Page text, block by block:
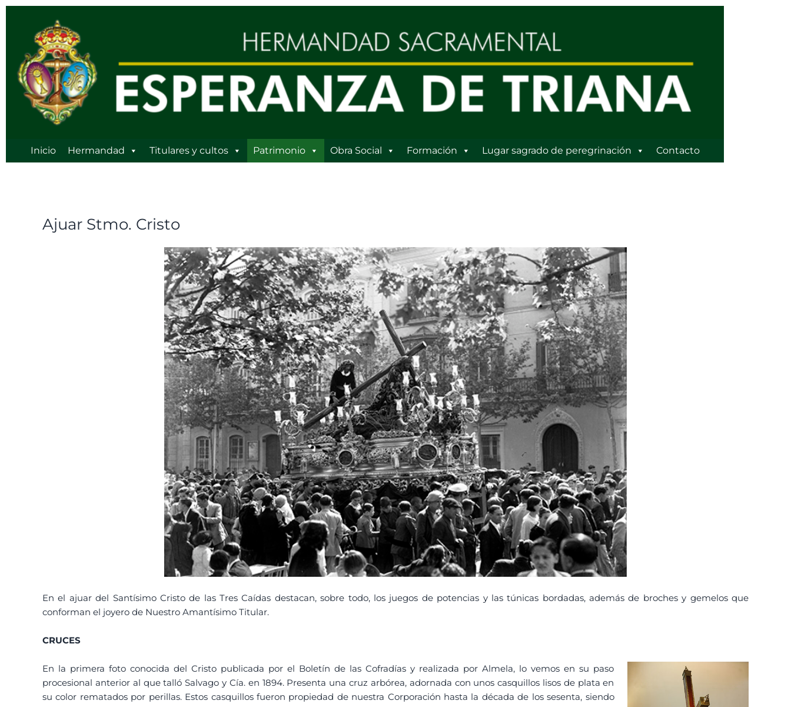
contenido
Inicio Hermandad Titulares y cultos Patrimonio Obra Social Formación Lugar sagrado de peregrinación Contacto
Ajuar Stmo. Cristo
En el ajuar del Santísimo Cristo de las Tres Caídas destacan, sobre todo, los juegos de potencias y las túnicas bordadas, además de broches y gemelos que
conforman el joyero de Nuestro Amantísimo Titular.
CRUCES
En la primera foto conocida del Cristo publicada por el Boletín de las Cofradías y realizada por Almela, lo vemos en su paso
procesional anterior al que talló Salvago y Cía. en 1894. Presenta una cruz arbórea, adornada con unos casquillos lisos de plata en
su color rematados por perillas. Estos casquillos fueron propiedad de nuestra Corporación hasta la década de los sesenta, siendo